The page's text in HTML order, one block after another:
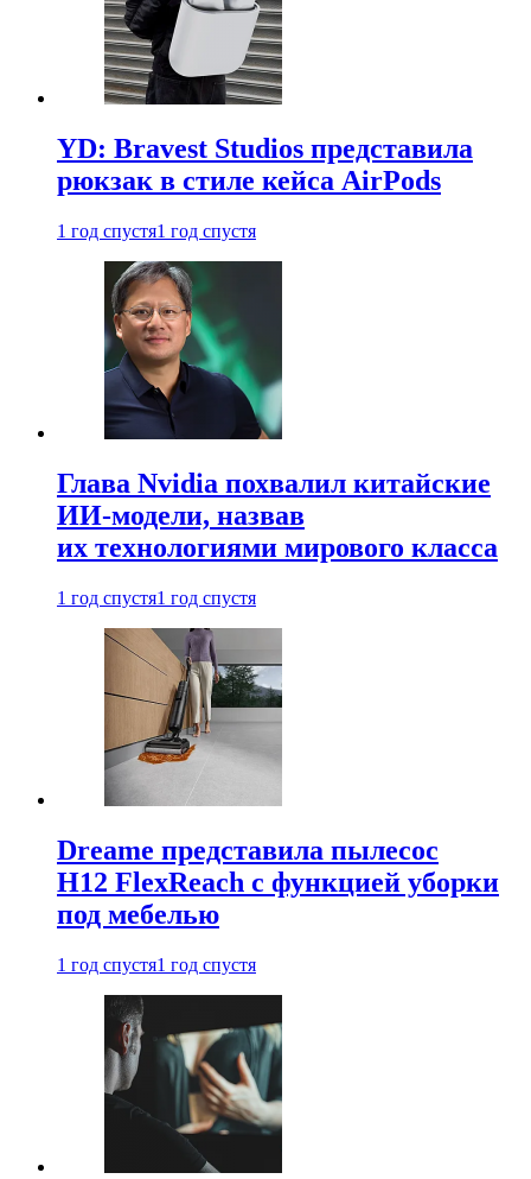
YD: Bravest Studios представила
рюкзак в стиле кейса AirPods
1 год спустя1 год спустя
Глава Nvidia похвалил китайские
ИИ-модели, назвав
их технологиями мирового класса
1 год спустя1 год спустя
Dreame представила пылесос
H12 FlexReach с функцией уборки
под мебелью
1 год спустя1 год спустя